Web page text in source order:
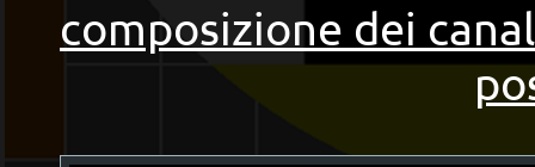
composizione dei